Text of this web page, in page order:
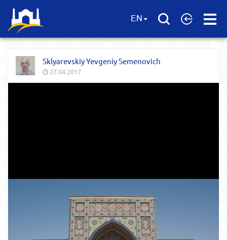
Open
EN
Sklyarevskiy Yevgeniy Semenovich
27.04.2017